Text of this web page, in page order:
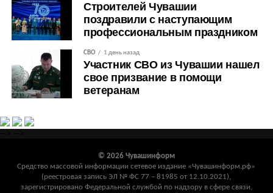
Строителей Чувашии
поздравили с наступающим
профессиональным праздником
СВО 1 день назад
Участник СВО из Чувашии нашел
свое призвание в помощи
ветеранам
© 2026 Чувашинформ
Средство массовой информации сетевое издание «Чувашинформ.рф»
(реестровая запись ЭЛ № ФС 77 – 81985 от 12.10.2021),
зарегистрировано Федеральной службой по надзору в сфере связи,